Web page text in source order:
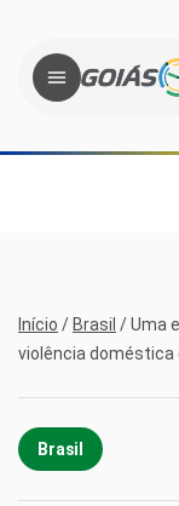
Início / Brasil /Uma
violência doméstica
Brasil